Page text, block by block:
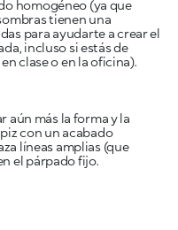
homogéneo (ya que
tienen una
para ayudarte a crear el
incluso si estás de
clase o en la oficina).
aún más la forma y la
con un acabado
líneas amplias (que
el párpado fijo.